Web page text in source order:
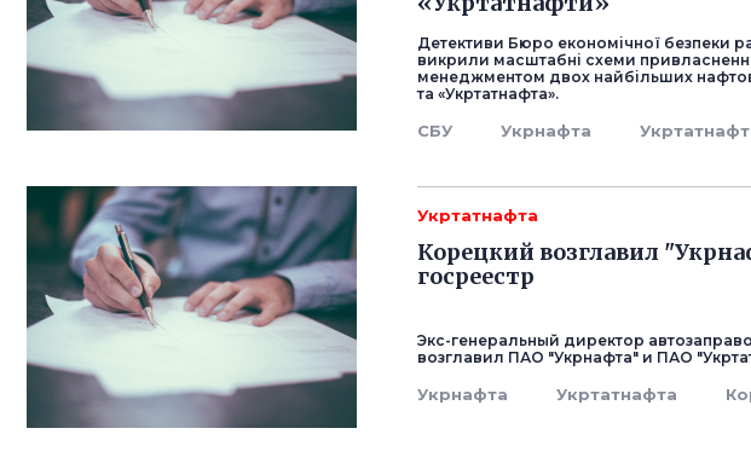
Детективи Бюро економічної безпеки
викрили масштабні схеми
менеджментом двох найбільших
та «Укртатнафта».
СБУ Укрнафта
Укртатнафта
Корецкий возглавил
госреестр
Экс-генеральный директор
возглавил ПАО "Укрнафта" и ПАО
Укрнафта Укртатнафта